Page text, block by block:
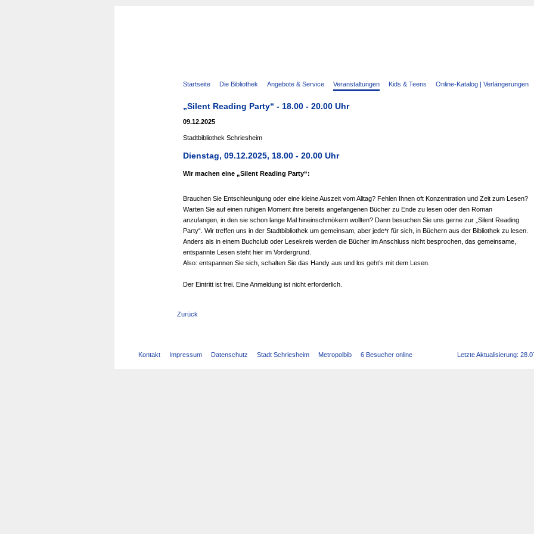
Navigation
Startseite Die Bibliothek Angebote & Service Veranstaltungen Kids & Teens Online-Katalog | Verlängerungen
„Silent Reading Party“ - 18.00 - 20.00 Uhr
09.12.2025
Stadtbibliothek Schriesheim
Dienstag, 09.12.2025, 18.00 - 20.00 Uhr
Wir machen eine „Silent Reading Party“:
Brauchen Sie Entschleunigung oder eine kleine Auszeit vom Alltag? Fehlen Ihnen oft Konzentration und Zeit zum Lesen?
Warten Sie auf einen ruhigen Moment ihre bereits angefangenen Bücher zu Ende zu lesen oder den Roman
anzufangen, in den sie schon lange Mal hineinschmökern wollten? Dann besuchen Sie uns gerne zur „Silent Reading
Party“. Wir treffen uns in der Stadtbibliothek um gemeinsam, aber jede*r für sich, in Büchern aus der Bibliothek zu lesen.
Anders als in einem Buchclub oder Lesekreis werden die Bücher im Anschluss nicht besprochen, das gemeinsame,
entspannte Lesen steht hier im Vordergrund.
Also: entspannen Sie sich, schalten Sie das Handy aus und los geht’s mit dem Lesen.
Der Eintritt ist frei. Eine Anmeldung ist nicht erforderlich.
Zurück
Kontakt Impressum Datenschutz Stadt Schriesheim Metropolbib 6 Besucher online Letzte Aktualisierung: